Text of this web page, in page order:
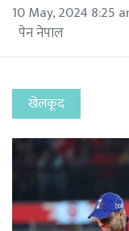
10 May, 2024 8:25
पेन नेपाल
खेलकूद